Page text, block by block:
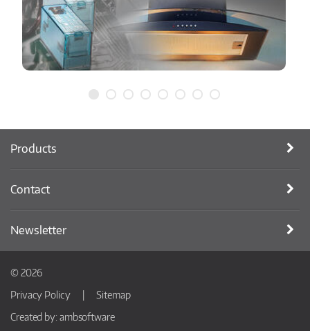
Products
Contact
Newsletter
© 2026
Privacy Policy
Sitemap
Created by: ambsoftware